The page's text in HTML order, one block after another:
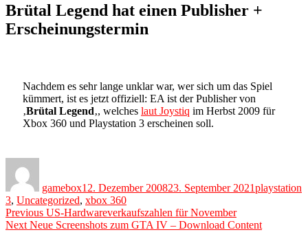
Brütal Legend hat einen Publisher +
Erscheinungstermin
Nachdem es sehr lange unklar war, wer sich um das Spiel
kümmert, ist es jetzt offiziell: EA ist der Publisher von
‚Brütal Legend‚, welches laut Joystiq im Herbst 2009 für
Xbox 360 und Playstation 3 erscheinen soll.
gamebox12. Dezember 200823. September 2021playstation
3, Uncategorized, xbox 360
Beitragsnavigation
Previous Previous
post:
US-Hardwareverkaufszahlen für November
Next Next
Neue Screenshots zum GTA IV – Download Content